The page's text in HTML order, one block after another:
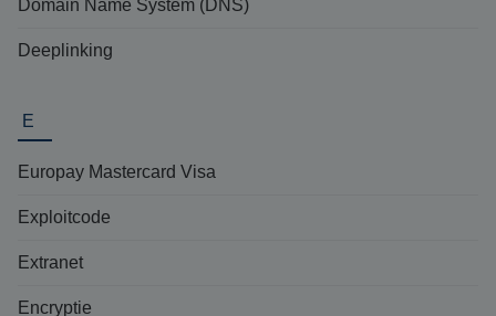
Domain Name System (DNS)
Deeplinking
E
Europay Mastercard Visa
Exploitcode
Extranet
Encryptie